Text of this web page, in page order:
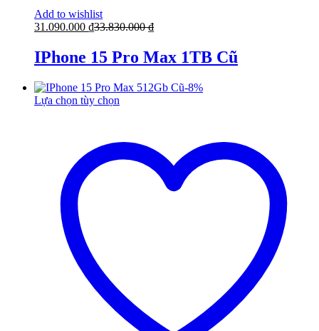
Add to wishlist
31.090.000 ₫33.830.000₫
IPhone 15 Pro Max 1TB Cũ
-8%
Lựa chọn tùy chọn